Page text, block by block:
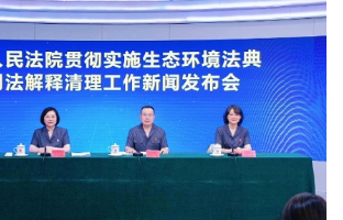
本应用 中国让AI变得更具实用价值
规上企业实现营业收入同比增长
天 见证中非合作新气象